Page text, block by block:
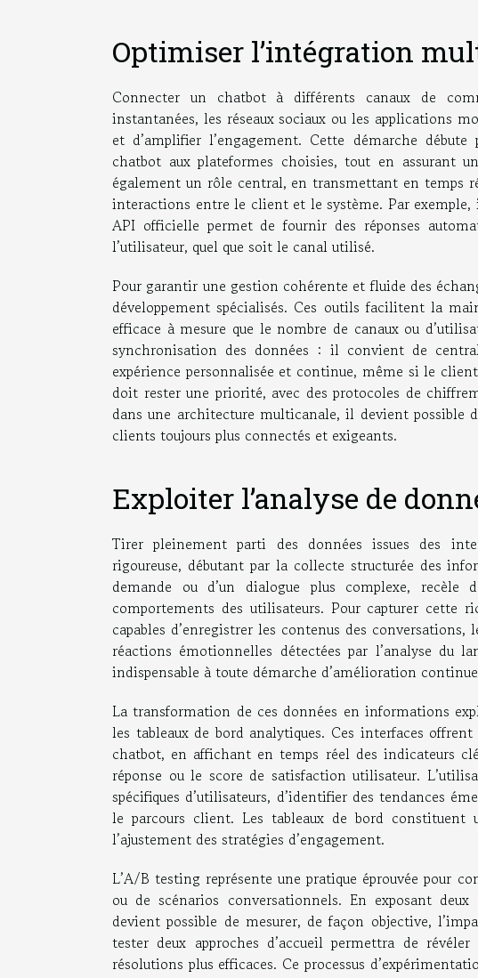
Optimiser l’intégration
Connecter un chatbot à différents canaux de
instantanées, les réseaux sociaux ou les applications
et d’amplifier l’engagement. Cette démarche
chatbot aux plateformes choisies, tout en assurant
également un rôle central, en transmettant en temps
interactions entre le client et le système. Par
API officielle permet de fournir des réponses
l’utilisateur, quel que soit le canal utilisé.
Pour garantir une gestion cohérente et fluide des
développement spécialisés. Ces outils facilitent la
efficace à mesure que le nombre de canaux ou
synchronisation des données : il convient de
expérience personnalisée et continue, même si le
doit rester une priorité, avec des protocoles de
dans une architecture multicanale, il devient possible
clients toujours plus connectés et exigeants.
Exploiter l’analyse de
Tirer pleinement parti des données issues des
rigoureuse, débutant par la collecte structurée des
demande ou d’un dialogue plus complexe,
comportements des utilisateurs. Pour capturer cette
capables d’enregistrer les contenus des
réactions émotionnelles détectées par l’analyse du
indispensable à toute démarche d’amélioration
La transformation de ces données en informations
les tableaux de bord analytiques. Ces interfaces
chatbot, en affichant en temps réel des indicateurs
réponse ou le score de satisfaction utilisateur.
spécifiques d’utilisateurs, d’identifier des tendances
le parcours client. Les tableaux de bord
l’ajustement des stratégies d’engagement.
L’A/B testing représente une pratique éprouvée pour
ou de scénarios conversationnels. En exposant
devient possible de mesurer, de façon objective,
tester deux approches d’accueil permettra de
résolutions plus efficaces. Ce processus